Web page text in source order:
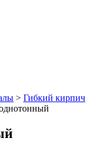
> Гибкий кирпич